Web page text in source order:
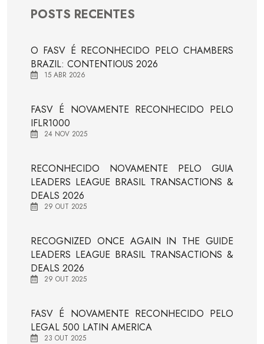
POSTS RECENTES
O FASV É RECONHECIDO PELO CHAMBERS
BRAZIL: CONTENTIOUS 2026
15 ABR 2026
FASV É NOVAMENTE RECONHECIDO PELO
IFLR1000
24 NOV 2025
RECONHECIDO NOVAMENTE PELO GUIA
LEADERS LEAGUE BRASIL TRANSACTIONS &
DEALS 2026
29 OUT 2025
RECOGNIZED ONCE AGAIN IN THE GUIDE
LEADERS LEAGUE BRASIL TRANSACTIONS &
DEALS 2026
29 OUT 2025
FASV É NOVAMENTE RECONHECIDO PELO
LEGAL 500 LATIN AMERICA
23 OUT 2025